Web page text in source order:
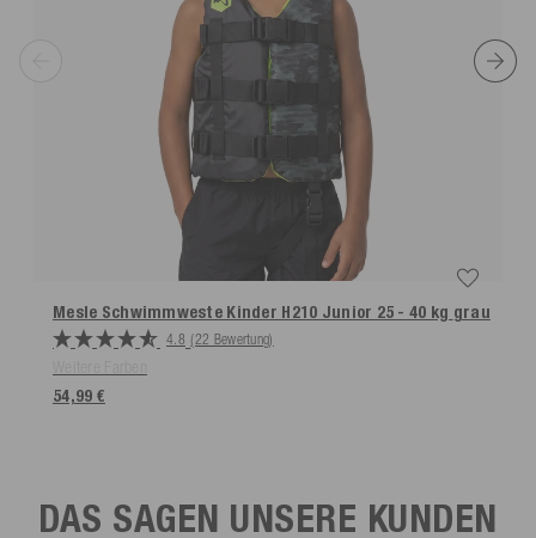
Mesle Schwimmweste Kinder H210 Junior 25 - 40 kg grau
4.8 (22 Bewertung)
54,99 €
DAS SAGEN UNSERE KUNDEN